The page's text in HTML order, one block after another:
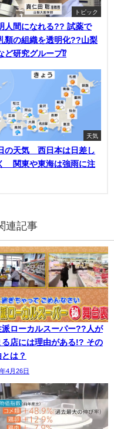
トピック
人間になれる?? 試薬で
類の組織を透明化??山梨
ど研究グループ⁉
天気
の天気 西日本は日差し
関東や東海は強雨に注
連記事
派ローカルスーパー??人が
る店には理由がある!? その
は？
4月26日